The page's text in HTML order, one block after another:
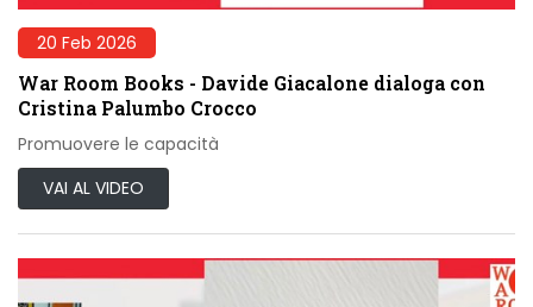
20 Feb 2026
War Room Books - Davide Giacalone dialoga con
Cristina Palumbo Crocco
Promuovere le capacità
VAI AL VIDEO